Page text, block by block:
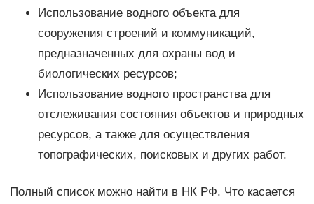
Использование водного объекта для
сооружения строений и коммуникаций,
предназначенных для охраны вод и
биологических ресурсов;
Использование водного пространства для
отслеживания состояния объектов и природных
ресурсов, а также для осуществления
топографических, поисковых и других работ.
Полный список можно найти в НК РФ. Что касается